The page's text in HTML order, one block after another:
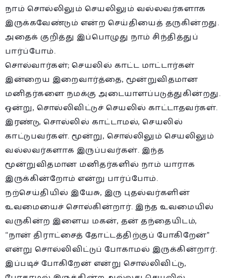
நாம் சொல்லிலும் செயலிலும் வல்லவர்களாக
இருக்கவேண்டும் என்ற செய்தியைத் தருகின்றது.
அதைக் குறித்து இப்பொழுது நாம் சிந்தித்துப்
பார்ப்போம்.
சொல்வார்கள்; செயலில் காட்ட மாட்டார்கள்
இன்றைய இறைவார்த்தை, மூன்றுவிதமான
மனிதர்களை நமக்கு அடையாளப்படுத்துகின்றது.
ஒன்று, சொல்லிவிட்டுச் செயலில் காட்டாதவர்கள்.
இரண்டு, சொல்லில் காட்டாமல், செயலில்
காட்டுபவர்கள். மூன்று, சொல்லிலும் செயலிலும்
வல்லவர்களாக இருப்பவர்கள். இந்த
மூன்றுவிதமான மனிதர்களில் நாம் யாராக
இருக்கின்றோம் என்று பார்ப்போம்.
நற்செய்தியில் இயேசு, இரு புதல்வர்களின்
உவமையைச் சொல்கின்றார். இந்த உவமையில்
வருகின்ற இளைய மகன், தன் தந்தையிடம்,
“நான் திராட்சைத் தோட்டத்திற்குப் போகிறேன்”
என்று சொல்லிவிட்டுப் போகாமல் இருக்கின்றார்.
இப்படிச் போகிறேன் என்று சொல்லிவிட்டு,